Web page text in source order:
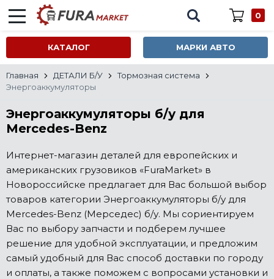
0
КАТАЛОГ МАРКИ АВТО
Главная ДЕТАЛИ Б/У
Тормозная система
Энергоаккумуляторы
Энергоаккумуляторы б/у для
Mercedes-Benz
Интернет-магазин деталей для европейских и
американских грузовиков «FuraMarket» в
Новороссийске предлагает для Вас большой выбор
товаров категории Энергоаккумуляторы б/у для
Mercedes-Benz (Мерседес) б/у. Мы сориентируем
Вас по выбору запчасти и подберем лучшее
решение для удобной эксплуатации, и предложим
самый удобный для Вас способ доставки по городу
и оплаты, а также поможем с вопросами установки и